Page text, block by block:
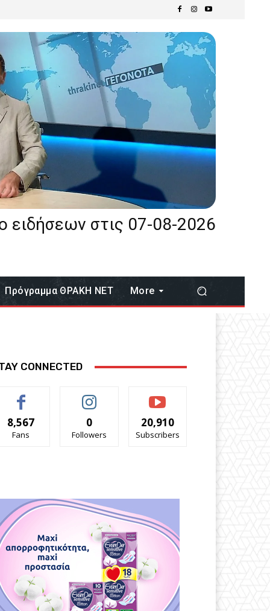
ειδήσεων στις 07-08-2026
Πρόγραμμα ΘΡΑΚΗ ΝΕΤ More
CONNECTED
8,567
Fans
0
Followers
20,910
Subscribers